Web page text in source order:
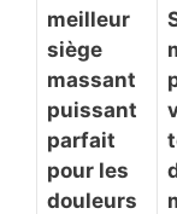
meilleur
siège
massant
puissant
parfait
pour les
douleurs